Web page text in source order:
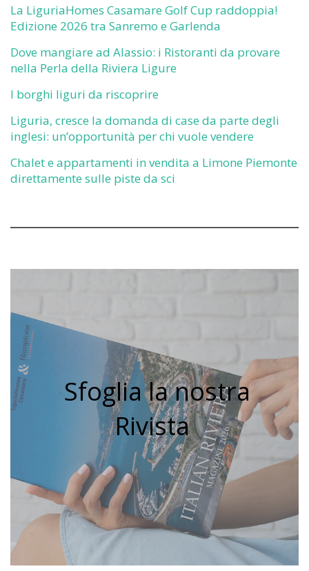
La LiguriaHomes Casamare Golf Cup raddoppia!
Edizione 2026 tra Sanremo e Garlenda
Dove mangiare ad Alassio: i Ristoranti da provare
nella Perla della Riviera Ligure
I borghi liguri da riscoprire
Liguria, cresce la domanda di case da parte degli
inglesi: un’opportunità per chi vuole vendere
Chalet e appartamenti in vendita a Limone Piemonte
direttamente sulle piste da sci
Sfoglia la nostra
Rivista